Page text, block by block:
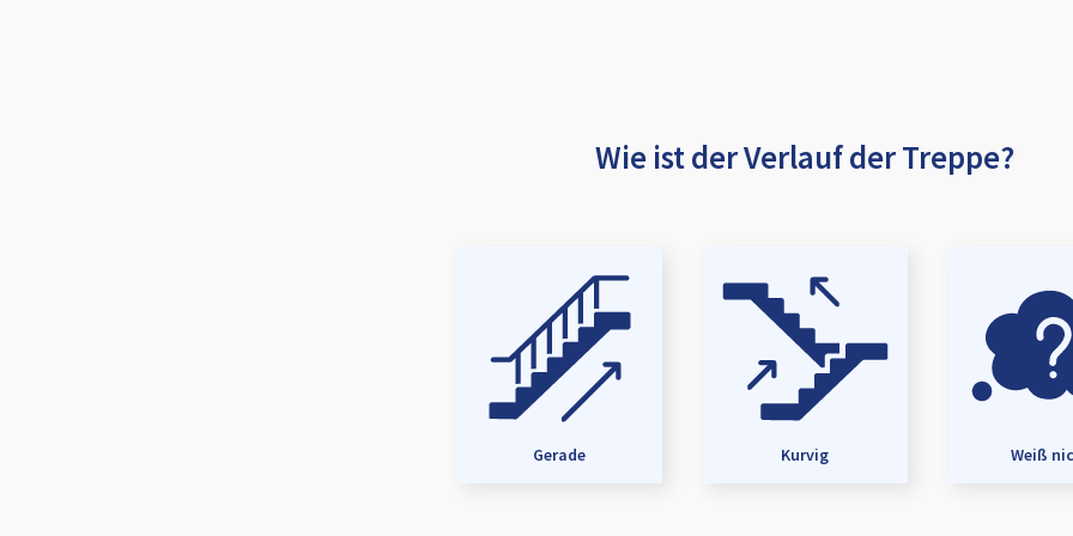
Wie ist der Verlauf der Treppe?
Gerade Kurvig Weiß